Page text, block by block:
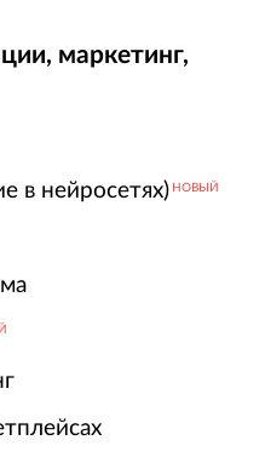
маркетинг,
в нейросетях) НОВЫЙ